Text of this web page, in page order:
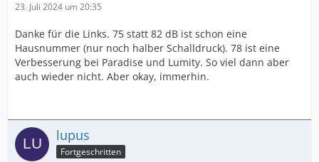
23. Juli 2024 um 20:35
Danke für die Links. 75 statt 82 dB ist schon eine
Hausnummer (nur noch halber Schalldruck). 78 ist eine
Verbesserung bei Paradise und Lumity. So viel dann aber
auch wieder nicht. Aber okay, immerhin.
lupus
Fortgeschritten